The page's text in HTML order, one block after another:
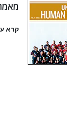
קרא